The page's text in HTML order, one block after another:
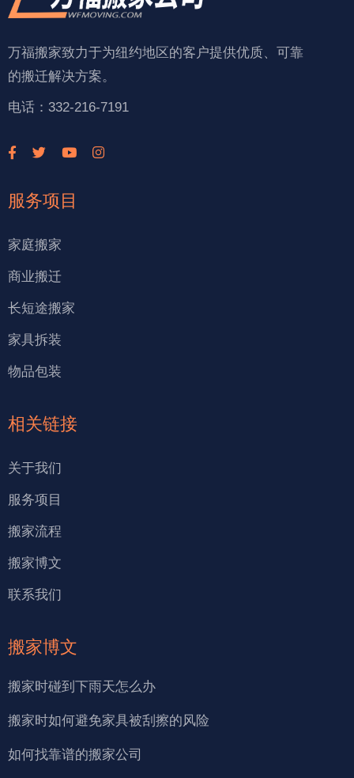
万福搬家致力于为纽约地区的客户提供优质、可靠
的搬迁解决方案。
电话：332-216-7191
服务项目
家庭搬家
商业搬迁
长短途搬家
家具拆装
物品包装
相关链接
关于我们
服务项目
搬家流程
搬家博文
联系我们
搬家博文
搬家时碰到下雨天怎么办
搬家时如何避免家具被刮擦的风险
如何找靠谱的搬家公司